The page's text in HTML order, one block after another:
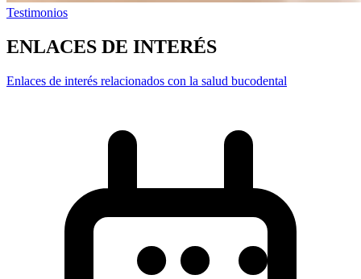
Testimonios
ENLACES DE INTERÉS
Enlaces de interés relacionados con la salud bucodental